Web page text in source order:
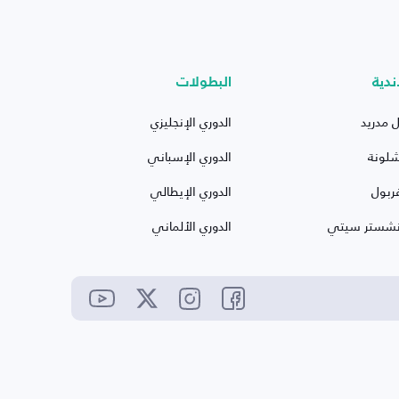
مدريد
سيتي
البطولات
الدوري الإنجليزي
الدوري الإسباني
الدوري الإيطالي
الدوري الألماني